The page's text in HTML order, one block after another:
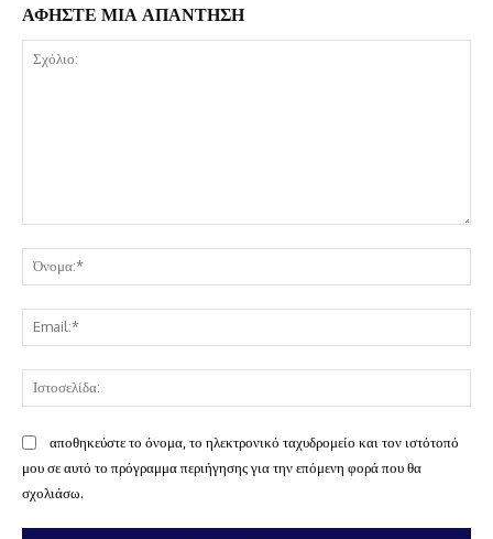
ΑΦΗΣΤΕ ΜΙΑ ΑΠΑΝΤΗΣΗ
αποθηκεύστε το όνομα, το ηλεκτρονικό ταχυδρομείο και τον ιστότοπό
μου σε αυτό το πρόγραμμα περιήγησης για την επόμενη φορά που θα
σχολιάσω.